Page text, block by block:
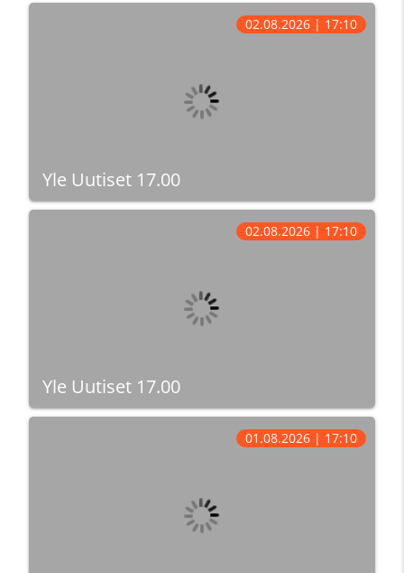
Yle Uutiset 17.00
02.08.2026 | 17:10
Yle Uutiset 17.00
02.08.2026 | 17:10
01.08.2026 | 17:10